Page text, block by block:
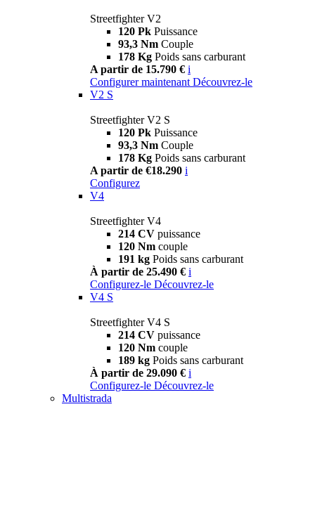
Streetfighter V2
120 Pk Puissance
93,3 Nm Couple
178 Kg Poids sans carburant
A partir de 15.790 € i
Configurer maintenant Découvrez-le
V2 S
Streetfighter V2 S
120 Pk Puissance
93,3 Nm Couple
178 Kg Poids sans carburant
A partir de €18.290 i
Configurez
V4
Streetfighter V4
214 CV puissance
120 Nm couple
191 kg Poids sans carburant
À partir de 25.490 € i
Configurez-le Découvrez-le
V4 S
Streetfighter V4 S
214 CV puissance
120 Nm couple
189 kg Poids sans carburant
À partir de 29.090 € i
Configurez-le Découvrez-le
Multistrada